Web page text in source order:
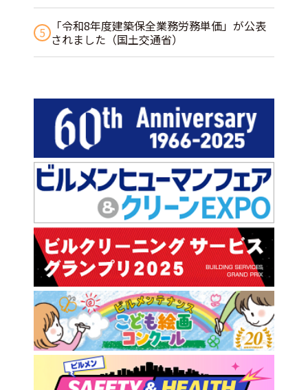
5
「令和8年度建築保全業務労務単価」が公表
されました（国土交通省）